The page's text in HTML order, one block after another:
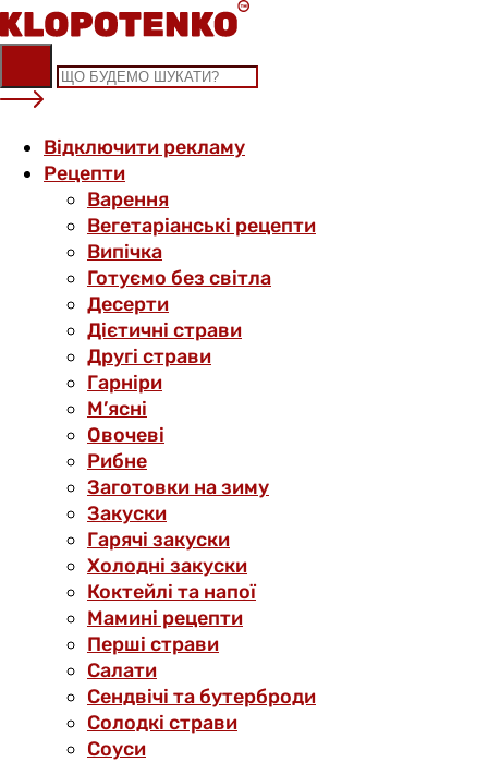
Skip
to
content
Відключити рекламу
Рецепти
Варення
Вегетаріанські рецепти
Випічка
Готуємо без світла
Десерти
Дієтичні страви
Другі страви
Гарніри
М’ясні
Овочеві
Рибне
Заготовки на зиму
Закуски
Гарячі закуски
Холодні закуски
Коктейлі та напої
Мамині рецепти
Перші страви
Салати
Сендвічі та бутерброди
Солодкі страви
Соуси